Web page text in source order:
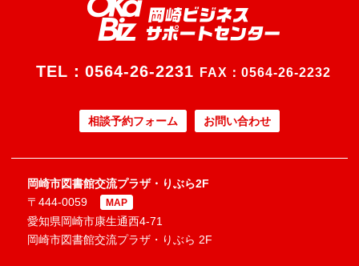
TEL： 0564-26-2231 FAX：0564-26-2232
相談予約フォーム お問い合わせ
岡崎市図書館交流プラザ・りぶら2F
〒444-0059
MAP
愛知県岡崎市康生通西4-71
岡崎市図書館交流プラザ・りぶら 2F